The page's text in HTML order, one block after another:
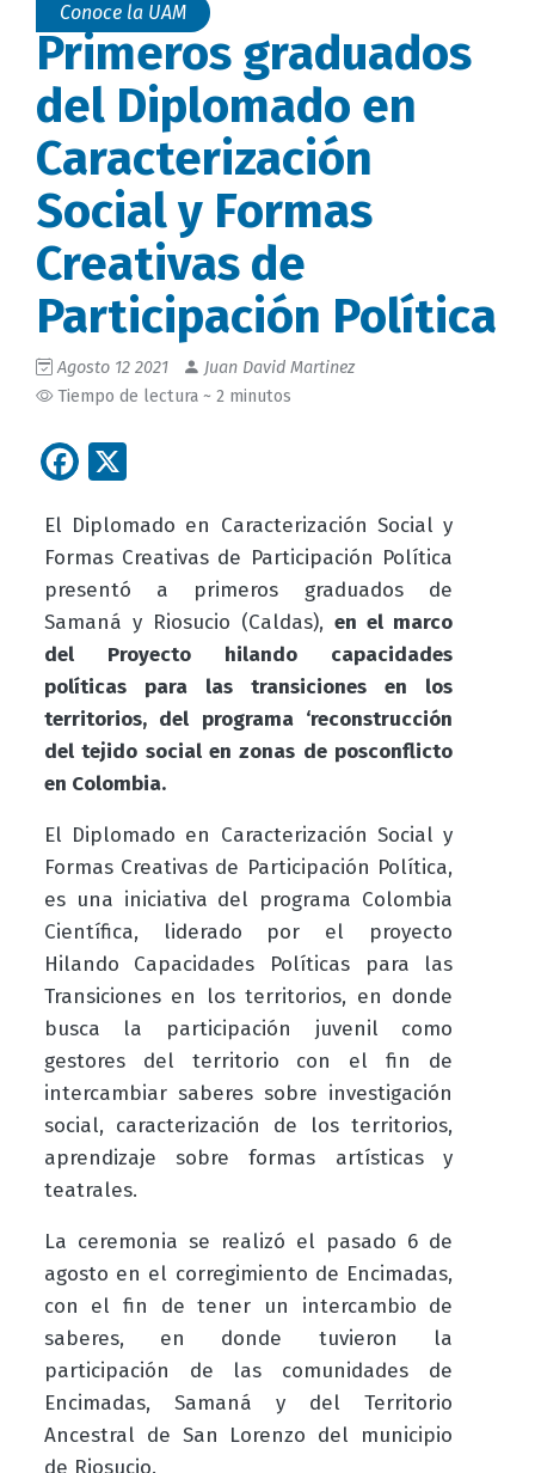
Conoce la UAM
Primeros graduados
del Diplomado en
Caracterización
Social y Formas
Creativas de
Participación Política
Agosto 12 2021
Juan David Martinez
Tiempo de lectura ~ 2 minutos
Facebook
El Diplomado en Caracterización Social y
Formas Creativas de Participación Política
presentó a primeros graduados de
Samaná y Riosucio (Caldas),en el marco
del Proyecto hilando capacidades
políticas para las transiciones en los
territorios, del programa ‘reconstrucción
del tejido social en zonas de posconflicto
en Colombia.
El Diplomado en Caracterización Social y
Formas Creativas de Participación Política,
es una iniciativa del programa Colombia
Científica, liderado por el proyecto
Hilando Capacidades Políticas para las
Transiciones en los territorios, en donde
busca la participación juvenil como
gestores del territorio con el fin de
intercambiar saberes sobre investigación
social, caracterización de los territorios,
aprendizaje sobre formas artísticas y
teatrales.
La ceremonia se realizó el pasado 6 de
agosto en el corregimiento de Encimadas,
con el fin de tener un intercambio de
saberes, en donde tuvieron la
participación de las comunidades de
Encimadas, Samaná y del Territorio
Ancestral de San Lorenzo del municipio
de Riosucio.